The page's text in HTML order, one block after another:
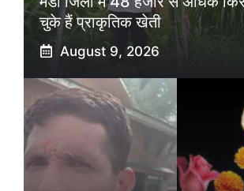
चुके हैं प्राकृतिक खेती
August 9, 2026